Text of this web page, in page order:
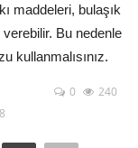
maddeleri, bulaşık
Bu nedenle
kullanmalısınız.
0 240